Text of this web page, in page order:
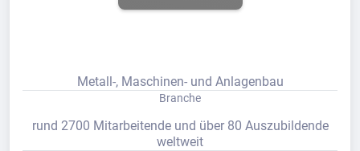
Metall-, Maschinen- und Anlagenbau
Branche
rund 2700 Mitarbeitende und über 80 Auszubildende
weltweit